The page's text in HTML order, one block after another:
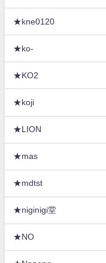
★kne0120
★ko-
★KO2
★koji
★LION
★mas
★mdtst
★niginigi堂
★NO